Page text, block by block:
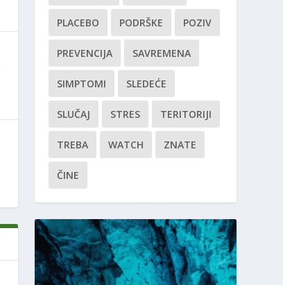
PLACEBO PODRŠKE POZIV
PREVENCIJA SAVREMENA
SIMPTOMI SLEDEĆE
SLUČAJ STRES TERITORIJI
TREBA WATCH ZNATE
ČINE